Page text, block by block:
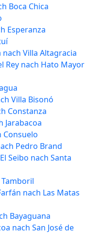
Boca Chica
Esperanza
Villa Altagracia
Rey nach Hato Mayor
Villa Bisonó
Constanza
Jarabacoa
Consuelo
Pedro Brand
Seibo nach Santa
nach Las Matas
Bayaguana
nach San José de